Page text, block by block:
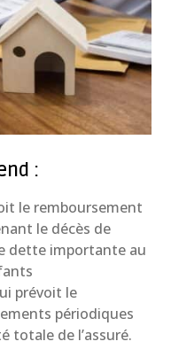
:
le remboursement
le décès de
dette importante au
prévoit le
périodiques
totale de l’assuré.